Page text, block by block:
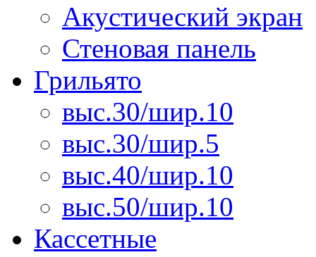
Акустический экран
Стеновая панель
Грильято
выс.30/шир.10
выс.30/шир.5
выс.40/шир.10
выс.50/шир.10
Кассетные